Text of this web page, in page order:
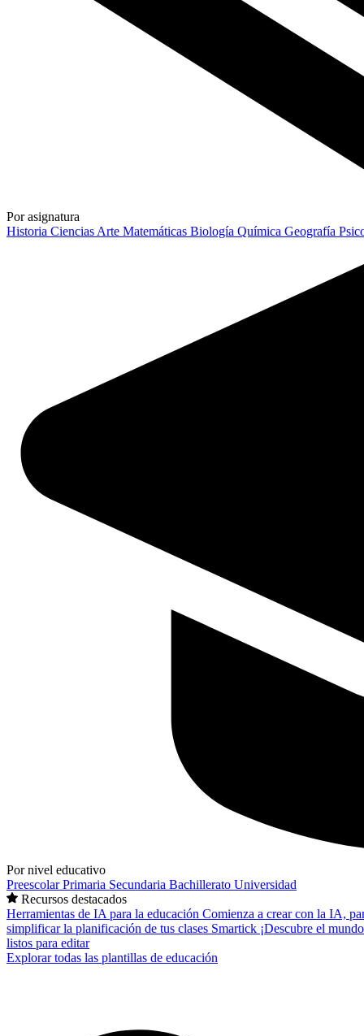
Por asignatura
Historia Ciencias Arte Matemáticas Biología Química Geografía
Por nivel educativo
PreescolarPrimaria Secundaria Bachillerato Universidad
Recursos destacados
Herramientas de IA para la educación Comienza a crear con la IA,
simplificar la planificación de tus clases Smartick ¡Descubre el
listos para editar
Explorar todas las plantillas de educación